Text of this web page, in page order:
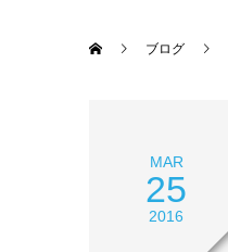
ブログ
MAR
25
2016